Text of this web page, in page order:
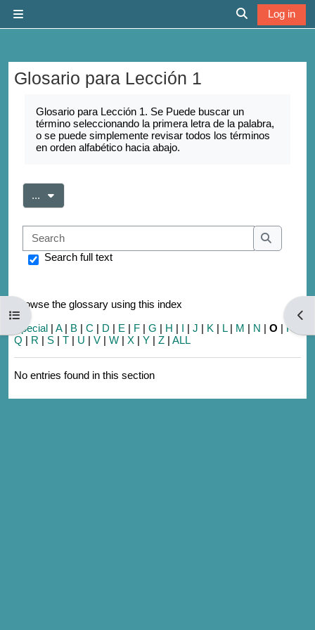
Toggle search
Log in
Open course index
Glosario para Lección 1
Glosario para Lección 1. Se Puede buscar un
término seleccionando la primera letra de la palabra,
o se puede simplemente revisar todos los términos
en orden alfabético hacia abajo.
... Export entries
Search
Search
Search full text
Browse the glossary using this index
Special | A| B | C | D | E | F | G | H | I | J | K | L| M | N | O |P
Q | R | S | T | U | V | W | X | Y | Z | ALL
No entries found in this section